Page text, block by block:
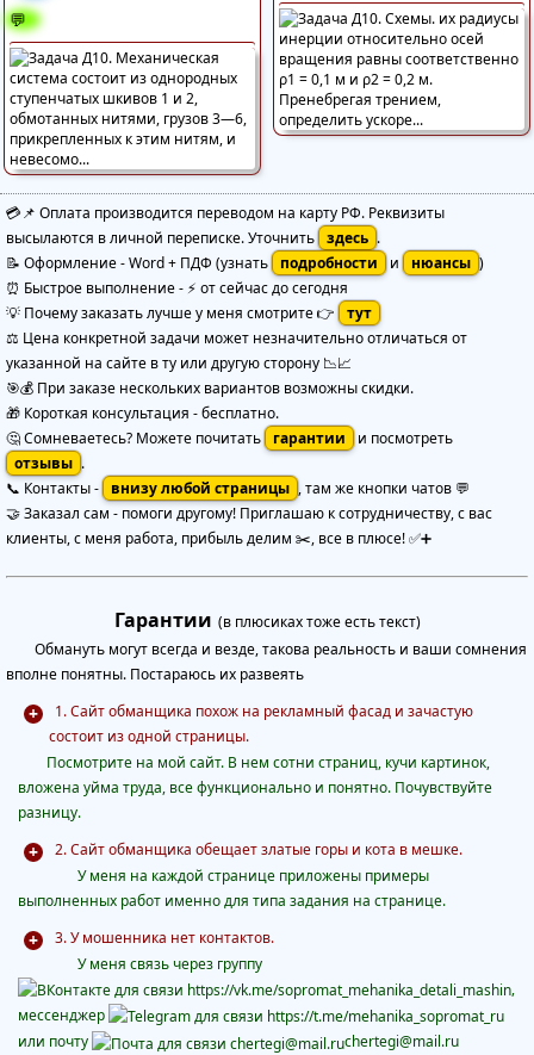
💬
💳📌 Оплата производится переводом на карту РФ. Реквизиты
высылаются в личной переписке. Уточнить здесь .
📝 Оформление-Word + ПДФ (узнать подробности и нюансы )
⏰ Быстрое выполнение- ⚡ от сейчас до сегодня
💡 Почему заказать лучше у меня смотрите 👉
тут
⚖️ Цена конкретной задачи может незначительно отличаться от
указанной на сайте в ту или другую сторону 📉📈
🎯💰 При заказе нескольких вариантов возможны скидки.
🎁 Короткая консультация - бесплатно.
🤔 Сомневаетесь? Можете почитать
гарантии
и посмотреть
отзывы .
📞 Контакты -
внизу любой страницы , там же кнопки чатов 💬
🤝 Заказал сам - помоги другому! Приглашаю к сотрудничеству, с вас
клиенты, с меня работа, прибыль делим ✂️, все в плюсе! ✅➕
Гарантии (в плюсиках тоже есть текст)
Обмануть могут всегда и везде, такова реальность и ваши сомнения
вполне понятны. Постараюсь их развеять
1. Сайт обманщика похож на рекламный фасад и зачастую
состоит из одной страницы.
Посмотрите на мой сайт. В нем сотни страниц, кучи картинок,
вложена уйма труда, все функционально и понятно. Почувствуйте
разницу.
2. Сайт обманщика обещает златые горы и кота в мешке.
У меня на каждой странице приложены примеры
выполненных работ именно для типа задания на странице.
3. У мошенника нет контактов.
У меня связь через группу
,
мессенджер
или почту
chertegi@mail.ru